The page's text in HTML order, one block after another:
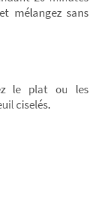
mélangez sans
le plat ou les
ciselés.